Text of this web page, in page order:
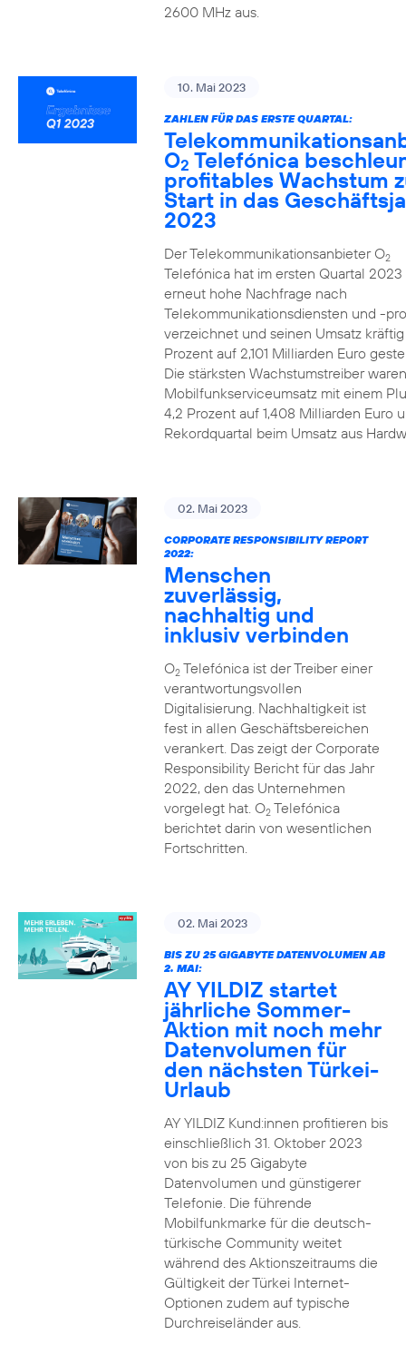
2600 MHz aus.
10. Mai 2023
ZAHLEN FÜR DAS ERSTE QUARTAL:
O2 Telefónica
profitables Wachstum
Start in das
2023
Der Telekommunikationsanbieter O2
Telefónica hat im ersten Quartal 2023
erneut hohe Nachfrage nach
Telekommunikationsdiensten und -
verzeichnet und seinen Umsatz
Prozent auf 2,101 Milliarden Euro
Die stärksten Wachstumstreiber
Mobilfunkserviceumsatz mit einem
4,2 Prozent auf 1,408 Milliarden Euro
Rekordquartal beim Umsatz aus
02. Mai 2023
CORPORATE RESPONSIBILITY REPORT
2022:
Menschen
zuverlässig,
nachhaltig und
inklusiv verbinden
O2Telefónica ist der Treiber einer
verantwortungsvollen
Digitalisierung. Nachhaltigkeit ist
fest in allen Geschäftsbereichen
verankert. Das zeigt der Corporate
Responsibility Bericht für das Jahr
2022, den das Unternehmen
vorgelegt hat. O2Telefónica
berichtet darin von wesentlichen
Fortschritten.
02. Mai 2023
BIS ZU 25 GIGABYTE DATENVOLUMEN AB
2. MAI:
AY YILDIZ startet
jährliche Sommer-
Aktion mit noch mehr
Datenvolumen für
den nächsten Türkei-
Urlaub
AY YILDIZ Kund:innen profitieren bis
einschließlich 31. Oktober 2023
von bis zu 25 Gigabyte
Datenvolumen und günstigerer
Telefonie. Die führende
Mobilfunkmarke für die deutsch-
türkische Community weitet
während des Aktionszeitraums die
Gültigkeit der Türkei Internet-
Optionen zudem auf typische
Durchreiseländer aus.